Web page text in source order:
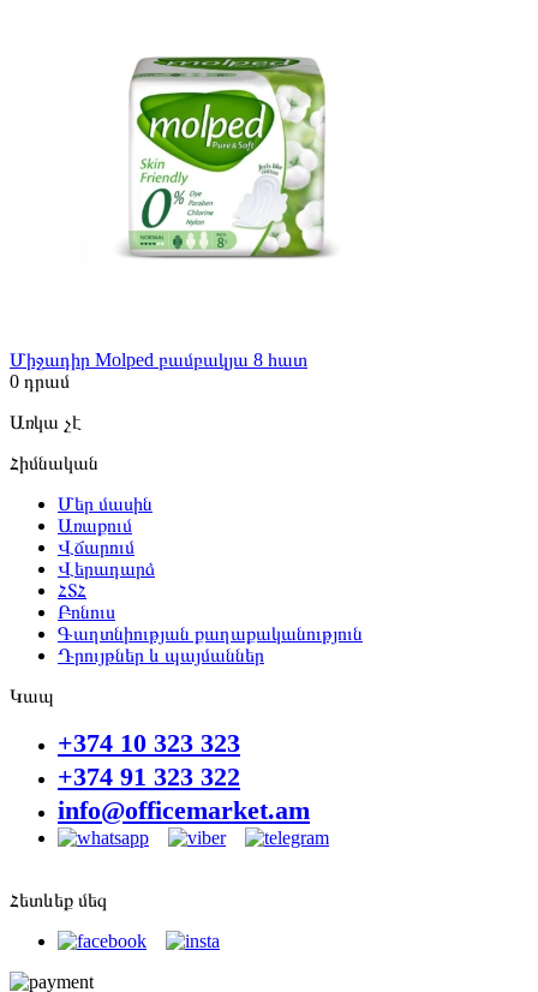
Միջադիր Molped բամբակյա 8 հատ
0 դրամ
Առկա չէ
Հիմնական
Մեր մասին
Առաքում
Վճարում
Վերադարձ
ՀՏՀ
Բոնուս
Գաղտնիության քաղաքականություն
Դրույթներ և պայմաններ
Կապ
+374 10 323 323
+374 91 323 322
info@officemarket.am
Հետևեք մեզ